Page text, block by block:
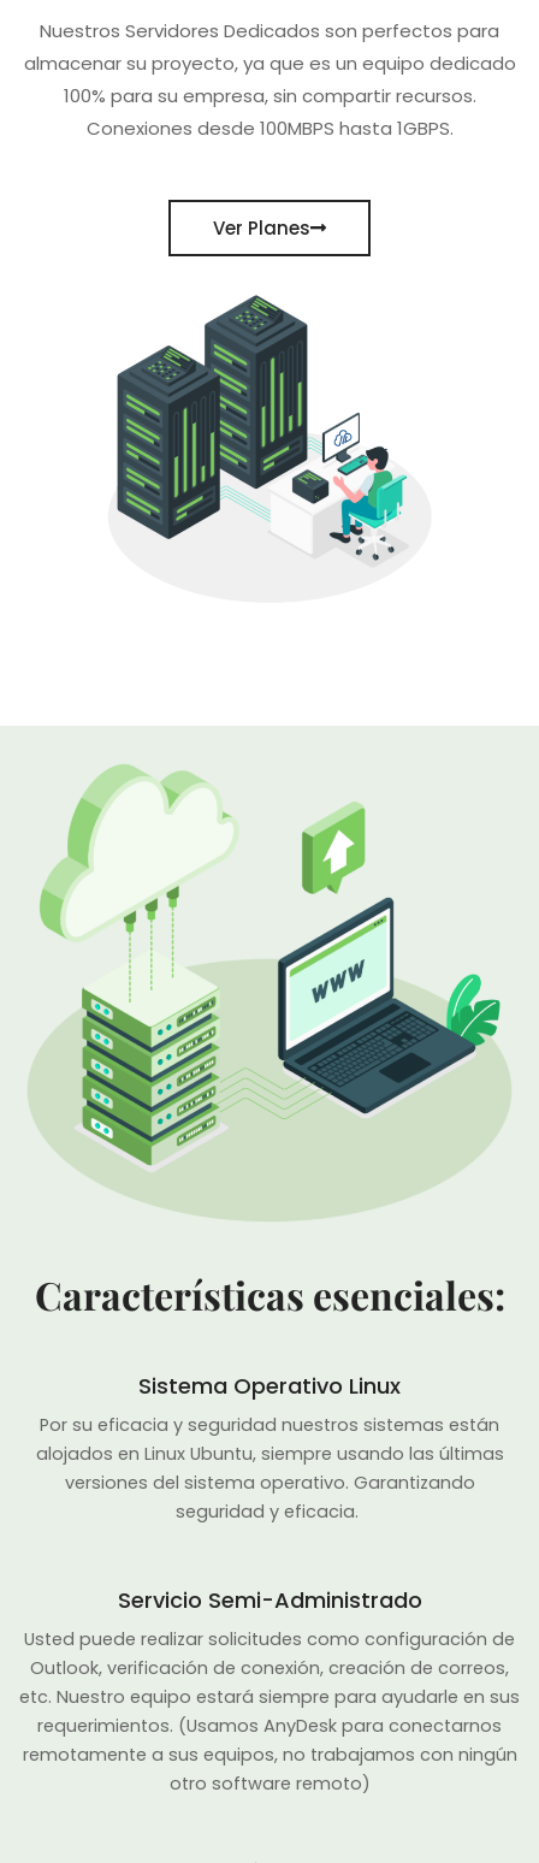
Nuestros Servidores Dedicados son perfectos para
almacenar su proyecto, ya que es un equipo dedicado
100% para su empresa, sin compartir recursos.
Conexiones desde 100MBPS hasta 1GBPS.
Ver Planes
Características esenciales:
Sistema Operativo Linux
Por su eficacia y seguridad nuestros sistemas están
alojados en Linux Ubuntu, siempre usando las últimas
versiones del sistema operativo. Garantizando
seguridad y eficacia.
Servicio Semi-Administrado
Usted puede realizar solicitudes como configuración de
Outlook, verificación de conexión, creación de correos,
etc. Nuestro equipo estará siempre para ayudarle en sus
requerimientos. (Usamos AnyDesk para conectarnos
remotamente a sus equipos, no trabajamos con ningún
otro software remoto)